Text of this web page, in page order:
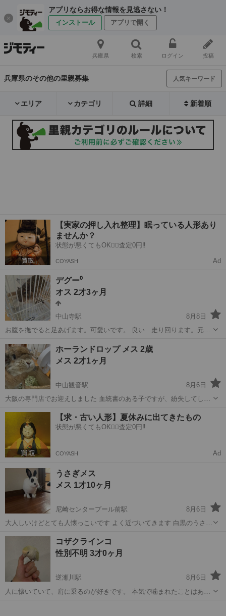
アプリならお得な情報を見逃さない！
インストール アプリで開く
兵庫県 検索 ログイン 投稿
兵庫県のその他の里親募集 人気キーワード
エリア カテゴリ 詳細 新着順
【実家の押し入れ整理】眠っている人形あり
ませんか？
状態が悪くてもOK🙆‍♀️査定0円‼️
COYASH Ad
デグー⁰
オス 2才3ヶ月
中山寺駅
8月8日
お腹を撫でると足あげます。可愛いです。 良い 走り回ります。元気
る人がいなくなります。 お譲りする物 １万円お渡しします。（餌代
交通費） ２階縦の大き...
兵庫 宝塚市 中山寺駅 その他 デグー
ホーランドロップ メス 2歳
メス 2才1ヶ月
中山観音駅
8月6日
大阪の専門店でお迎えしました 血統書のある子ですが、紛失してしま
病気もなく健康です 写真に写っている飼育用品一式、チモシー、ペレ
ットも一緒にお渡しできます...
兵庫 宝塚市 中山観音駅 その他 ホーランドロップ
【求・古い人形】夏休みに出てきたもの
状態が悪くてもOK🙆‍♀️査定0円‼️
COYASH Ad
うさぎメス
メス 1才10ヶ月
尼崎センタープール前駅
8月6日
大人しいけどとても人懐っこいです よく近づいてきます 白黒のうさぎ
れる方をさがしています 食べてたご飯やおやつ牧草もお渡しします
兵庫 尼崎市 尼崎センタープール前駅
コザクラインコ
性別不明 3才0ヶ月
逆瀬川駅
8月6日
人に懐いていて、肩に乗るのが好きです。 本気で噛まれたことはあり